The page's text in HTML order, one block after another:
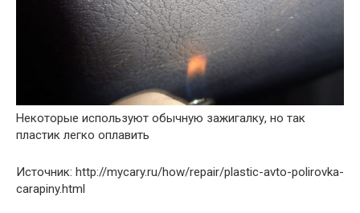
Некоторые используют обычную зажигалку, но так
пластик легко оплавить
Источник: http://mycary.ru/how/repair/plastic-avto-polirovka-
carapiny.html